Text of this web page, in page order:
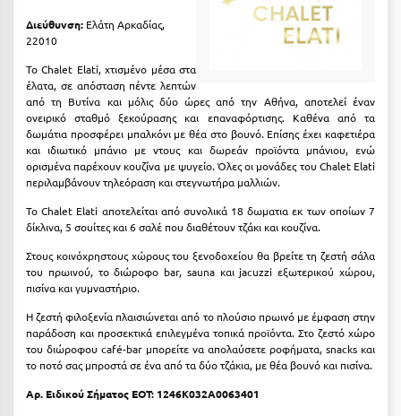
Καρδίτσα
Καρπενήσι
Κάρυστος
Κάσος
Κασσάνδρα
Καστοριά
Κατερίνη
Κέα - Τζιά
Κερατέα
Κέρκυρα
Κεφαλονιά
Διεύθυνση: Ελάτη Αρκαδίας,
22010
Το Chalet Elati, χτισμένο μέσα στα
έλατα, σε απόσταση πέντε λεπτών
από τη Βυτίνα και μόλις δύο ώρες από την Αθήνα, αποτελεί έναν
ονειρικό σταθμό ξεκούρασης και επαναφόρτισης. Καθένα από τα
δωμάτια προσφέρει μπαλκόνι με θέα στο βουνό. Επίσης έχει καφετιέρα
και ιδιωτικό μπάνιο με ντους και δωρεάν προϊόντα μπάνιου, ενώ
ορισμένα παρέχουν κουζίνα με ψυγείο. Όλες οι μονάδες του Chalet Elati
περιλαμβάνουν τηλεόραση και στεγνωτήρα μαλλιών.
Το Chalet Elati αποτελείται από συνολικά 18 δωματια εκ των οποίων 7
δίκλινα, 5 σουίτες και 6 σαλέ που διαθέτουν τζάκι και κουζίνα.
Στους κοινόχρηστους χώρους του ξενοδοχείου θα βρείτε τη ζεστή σάλα
του πρωινού, το διώροφο bar, sauna και jacuzzi εξωτερικού χώρου,
πισίνα και γυμναστήριο.
Η ζεστή φιλοξενία πλαισιώνεται από το πλούσιο πρωινό με έμφαση στην
παράδοση και προσεκτικά επιλεγμένα τοπικά προϊόντα. Στο ζεστό χώρο
του διώροφου café-bar μπορείτε να απολαύσετε ροφήματα, snacks και
το ποτό σας μπροστά σε ένα από τα δύο τζάκια, με θέα βουνό και πισίνα.
Αρ. Ειδικού Σήματος ΕΟΤ: 1246K032A0063401